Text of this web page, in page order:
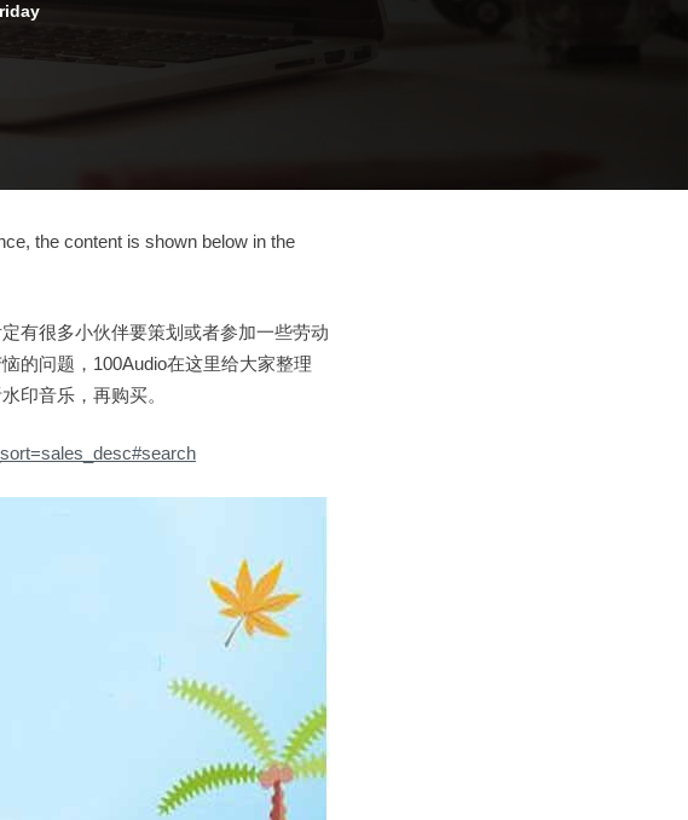
the content is shown below in the
有很多小伙伴要策划或者参加一些劳动
的问题，100Audio在这里给大家整理
印音乐，再购买。